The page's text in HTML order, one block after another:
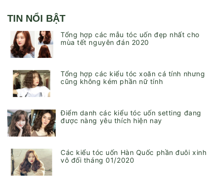
TIN NỔI BẬT
Tổng hợp các mẫu tóc uốn đẹp nhất cho
mùa tết nguyên đán 2020
Tổng hợp các kiểu tóc xoăn cá tính nhưng
cũng không kém phần nữ tính
Điểm danh các kiểu tóc uốn setting đang
được nàng yêu thích hiện nay
Các kiểu tóc uốn Hàn Quốc phần đuôi xinh
vô đối tháng 01/2020